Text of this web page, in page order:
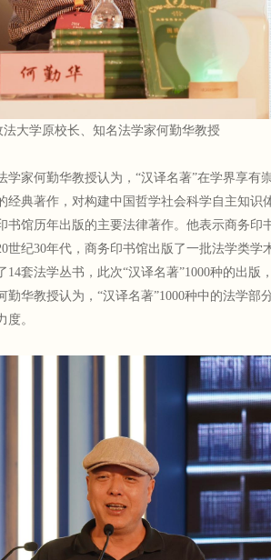
法大学原校长、知名法学家何勤华教授
学家何勤华教授认为，“汉译名著”在学界享有
经典著作，对构建中国哲学社会科学自主知识
馆历年出版的主要法律著作。他表示商务印
世纪30年代，商务印书馆出版了一批法学类学
套法学丛书，此次“汉译名著”1000种的出版
华教授认为，“汉译名著”1000种中的法学部
。